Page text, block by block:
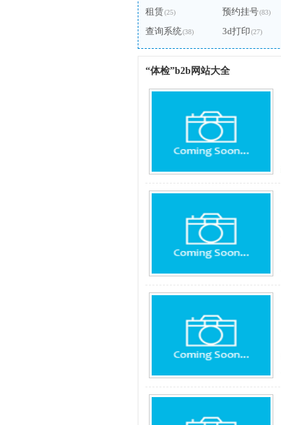
租赁(25) 预约挂号(83)
查询系统(38) 3d打印(27)
“体检”b2b网站大全